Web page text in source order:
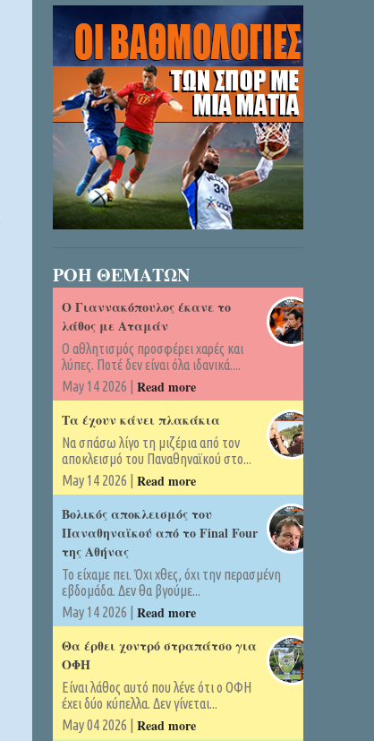
ΡΟΗ ΘΕΜΑΤΩΝ
Ο Γιαννακόπουλος έκανε το
λάθος με Αταμάν
Ο αθλητισμός προσφέρει χαρές και
λύπες. Ποτέ δεν είναι όλα ιδανικά....
May 14 2026 | Read more
Τα έχουν κάνει πλακάκια
Να σπάσω λίγο τη μιζέρια από τον
αποκλεισμό του Παναθηναϊκού στο...
May 14 2026 | Read more
Βολικός αποκλεισμός του
Παναθηναϊκού από το Final Four
της Αθήνας
Το είχαμε πει. Όχι χθες, όχι την περασμένη
εβδομάδα. Δεν θα βγούμε...
May 14 2026 | Read more
Θα έρθει χοντρό στραπάτσο για
ΟΦΗ
Είναι λάθος αυτό που λένε ότι ο ΟΦΗ
έχει δύο κύπελλα. Δεν γίνεται...
May 04 2026 | Read more